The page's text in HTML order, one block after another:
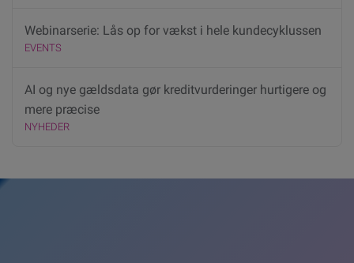
Webinarserie: Lås op for vækst i hele kundecyklussen
EVENTS
AI og nye gældsdata gør kreditvurderinger hurtigere og
mere præcise
NYHEDER